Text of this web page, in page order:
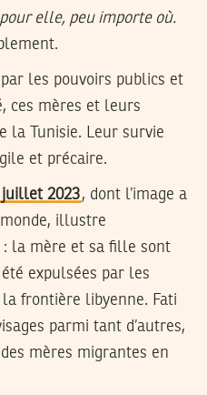
elle, peu importe où.
les pouvoirs publics et
ces mères et leurs
la Tunisie. Leur survie
et précaire.
juillet 2023, dont l’image a
illustre
la mère et sa fille sont
expulsées par les
frontière libyenne. Fati
parmi tant d’autres,
mères migrantes en